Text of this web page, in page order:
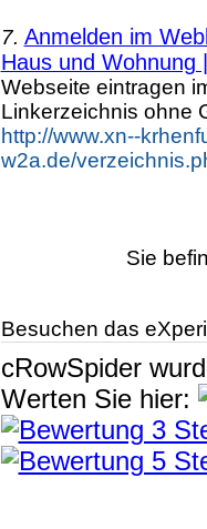
7. Anmelden im
Haus und Wohnung
Webseite eintragen
Linkerzeichnis ohne
http://www.xn--
w2a.de/
Sie
Besuchen das
cRowSpider
Werten Sie hier: